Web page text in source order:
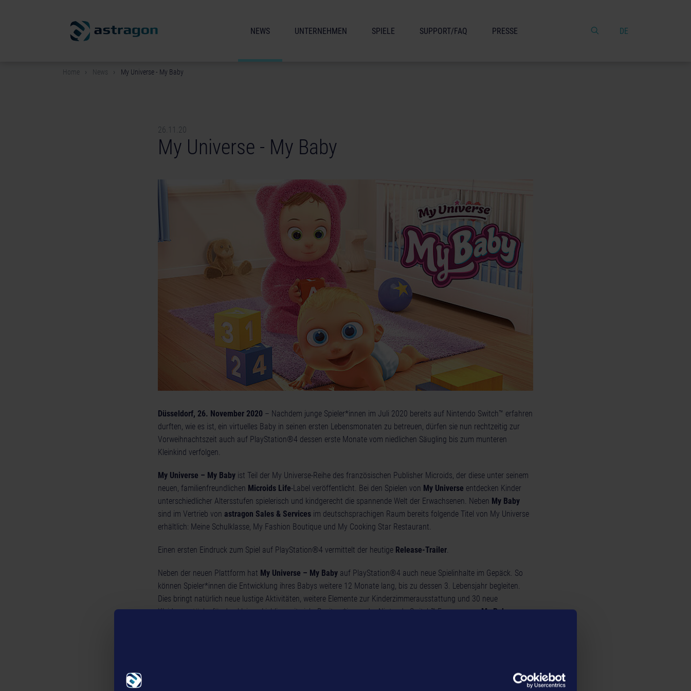
DE
NEWS UNTERNEHMEN SPIELE SUPPORT/FAQ PRESSE
Home News My Universe - My Baby
26.11.20
My Universe - My Baby
Düsseldorf, 26. November 2020 – Nachdem junge Spieler*innen im Juli 2020 bereits auf Nintendo Switch™ erfahren
durften, wie es ist, ein virtuelles Baby in seinen ersten Lebensmonaten zu betreuen, dürfen sie nun rechtzeitig zur
Vorweihnachtszeit auch auf PlayStation®4 dessen erste Monate vom niedlichen Säugling bis zum munteren
Kleinkind verfolgen.
My Universe – My Baby ist Teil der My Universe-Reihe des französischen Publisher Microids, der diese unter seinem
neuen, familienfreundlichen Microids Life-Label veröffentlicht. Bei den Spielen von My Universe entdecken Kinder
unterschiedlicher Altersstufen spielerisch und kindgerecht die spannende Welt der Erwachsenen. Neben My Baby
sind im Vertrieb von astragon Sales & Services im deutschsprachigen Raum bereits folgende Titel von My Universe
erhältlich: Meine Schulklasse, My Fashion Boutique und My Cooking Star Restaurant.
Einen ersten Eindruck zum Spiel auf PlayStation®4 vermittelt der heutige Release-Trailer.
Neben der neuen Plattform hat My Universe – My Baby auf PlayStation®4 auch neue Spielinhalte im Gepäck. So
können Spieler*innen die Entwicklung ihres Babys weitere 12 Monate lang, bis zu dessen 3. Lebensjahr begleiten.
Dies bringt natürlich neue lustige Aktivitäten, weitere Elemente zur Kinderzimmerausstattung und 30 neue
Kleidungsstücke für den kleinen Liebling mit sich. Besitzer*innen der Nintendo Switch™-Fassung vonMy Baby
übernehmen Spieler*innen die Pflege eines Neugeborenen und begleiten dessen ersten Lebensmonate